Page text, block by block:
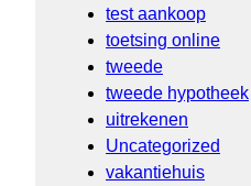
test aankoop
toetsing online
tweede
tweede hypotheek
uitrekenen
Uncategorized
vakantiehuis